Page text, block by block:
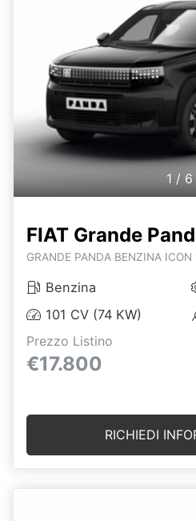
1 / 6
FIAT Grande
GRANDE PANDA BENZINA ICON
Benzina
101 CV (74 KW)
Prezzo Listino
€17.800
RICHIEDI